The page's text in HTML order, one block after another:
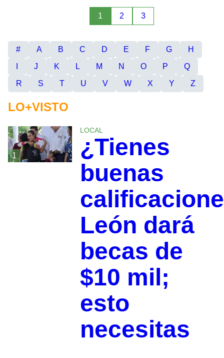
1 2 3
# A B C D E F G
H
J K L M N O P
Q
R
S T U V W X Y Z
LO+VISTO
1
LOCAL
¿Tienes
buenas
León dará
becas de
$10 mil;
esto
necesitas